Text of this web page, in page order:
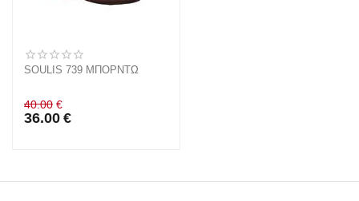
SOULIS 739 ΜΠΟΡΝΤΩ
40.00 €
36.00 €